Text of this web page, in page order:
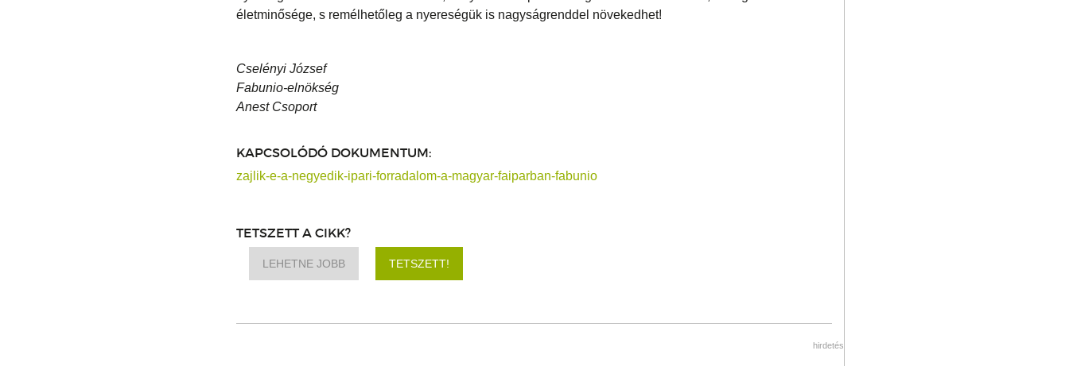
életminősége, s remélhetőleg a nyereségük is nagyságrenddel növekedhet!
Cselényi József
Fabunio-elnökség
Anest Csoport
KAPCSOLÓDÓ DOKUMENTUM:
zajlik-e-a-negyedik-ipari-forradalom-a-magyar-faiparban-fabunio
TETSZETT A CIKK?
LEHETNE JOBB TETSZETT!
hirdetés